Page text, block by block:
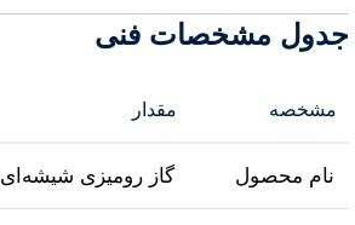
جدول مشخصات فنی
مشخصه مقدار
نام محصول گاز رومیزی شیشه‌ای